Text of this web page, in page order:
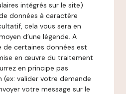
intégrés sur le site)
données à caractère
cela vous sera en
d’une légende. A
certaines données est
en œuvre du traitement
en principe pas
valider votre demande
votre message sur le